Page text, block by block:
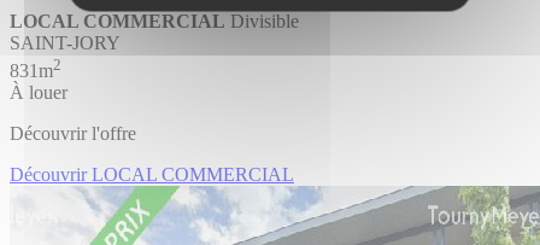
LOCAL COMMERCIAL Divisible
SAINT-JORY
831m2
À louer
Découvrir l'offre
Découvrir LOCAL COMMERCIAL